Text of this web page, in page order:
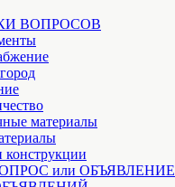
ВОПРОСОВ
материалы
или ОБЪЯВЛЕНИЕ